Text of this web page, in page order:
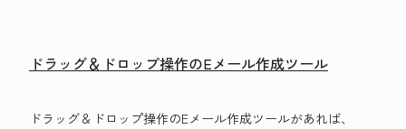
ドラッグ＆ドロップ操作のEメール作成ツール
ドラッグ＆ドロップ操作のEメール作成ツールがあれば、